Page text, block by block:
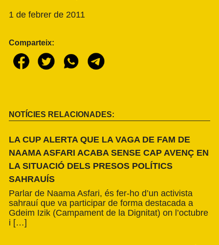
1 de febrer de 2011
Comparteix:
NOTÍCIES RELACIONADES:
LA CUP ALERTA QUE LA VAGA DE FAM DE
NAAMA ASFARI ACABA SENSE CAP AVENÇ EN
LA SITUACIÓ DELS PRESOS POLÍTICS
SAHRAUÍS
Parlar de Naama Asfari, és fer-ho d’un activista
sahrauí que va participar de forma destacada a
Gdeim Izik (Campament de la Dignitat) on l’octubre
i […]